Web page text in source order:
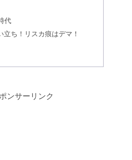
代
立ち！リスカ痕はデマ！
ンサーリンク